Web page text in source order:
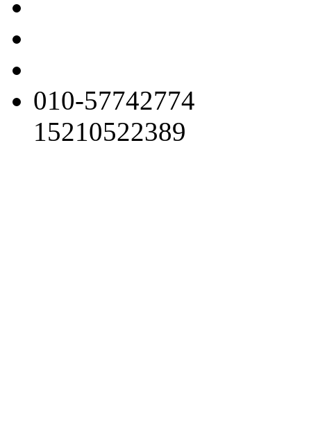
010-57742774
15210522389